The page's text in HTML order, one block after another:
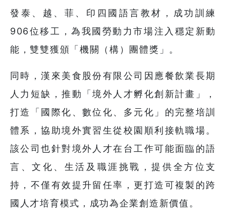
發泰、越、菲、印四國語言教材，成功訓練
906位移工，為我國勞動力市場注入穩定新動
能，雙雙獲頒「機關（構）團體獎」。
同時，漢來美食股份有限公司因應餐飲業長期
人力短缺，推動「境外人才孵化創新計畫」，
打造「國際化、數位化、多元化」的完整培訓
體系，協助境外實習生從校園順利接軌職場。
該公司也針對境外人才在台工作可能面臨的語
言、文化、生活及職涯挑戰，提供全方位支
持，不僅有效提升留任率，更打造可複製的跨
國人才培育模式，成功為企業創造新價值。